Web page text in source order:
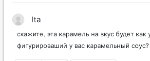
Ita
скажите, эта карамель на вкус будет как
фигурироваший у вас карамельный соус?